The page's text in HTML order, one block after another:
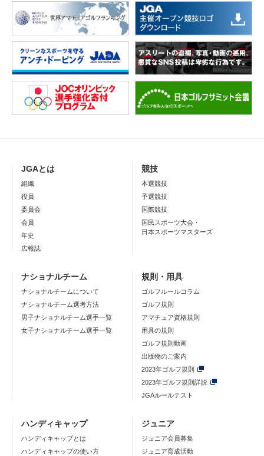
JGAとは
組織
役員
委員会
会員
年史
広報誌
競技
本選競技
予選競技
国際競技
国民スポーツ大会・
日本スポーツマスターズ
ナショナルチーム
ナショナルチームについて
ナショナルチーム選考方法
男子ナショナルチーム選手一覧
女子ナショナルチーム選手一覧
規則・用具
ゴルフルールコラム
ゴルフ規則
アマチュア資格規則
用具の規則
ゴルフ規則動画
出版物のご案内
2023年ゴルフ規則
2023年ゴルフ規則詳説
JGAルールテスト
ハンディキャップ
ハンディキャップとは
ハンディキャップの使い方
ジュニア
ジュニア会員募集
ジュニア育成活動